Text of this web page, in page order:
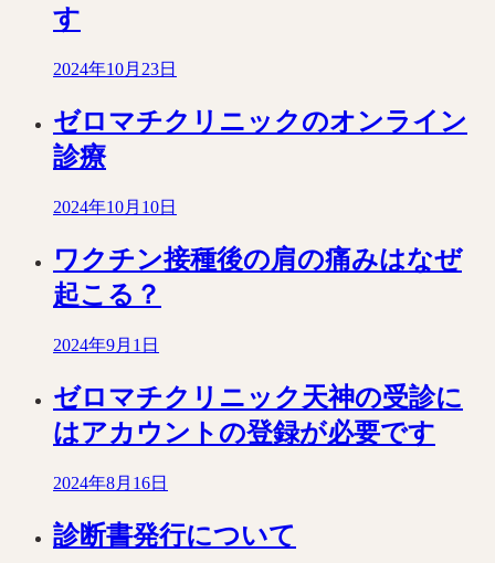
す
2024年10月23日
ゼロマチクリニックのオンライン
診療
2024年10月10日
ワクチン接種後の肩の痛みはなぜ
起こる？
2024年9月1日
ゼロマチクリニック天神の受診に
はアカウントの登録が必要です
2024年8月16日
診断書発行について